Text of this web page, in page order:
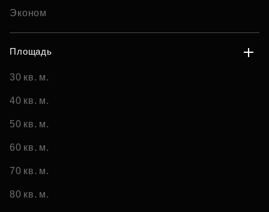
Эконом
Площадь
30 кв. м.
40 кв. м.
50 кв. м.
60 кв. м.
70 кв. м.
80 кв. м.